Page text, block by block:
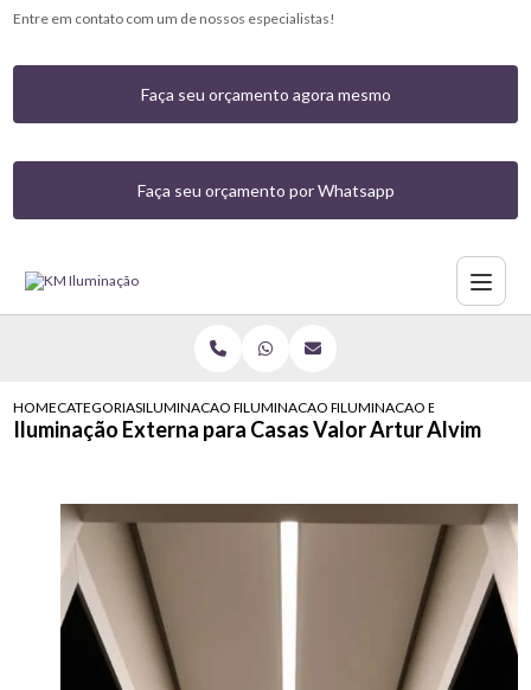
Entre em contato com um de nossos especialistas!
Faça seu orçamento agora mesmo
Faça seu orçamento por Whatsapp
HOMECATEGORIASILUMINACAO PARA CASASILUMINACAO PARA FRENTE DE CASA
ILUMINACAO EXTERNA PARA
Iluminação Externa para Casas Valor Artur Alvim